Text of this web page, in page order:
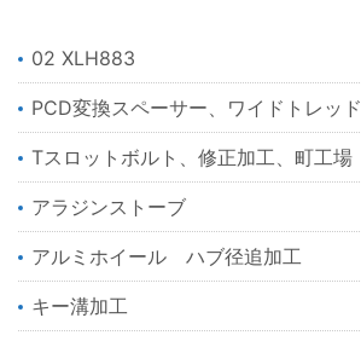
02 XLH883
PCD変換スペーサー、ワイドトレッ
Tスロットボルト、修正加工、町工場
アラジンストーブ
アルミホイール ハブ径追加工
キー溝加工